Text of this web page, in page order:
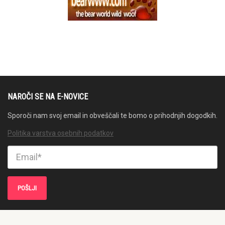
NAROČI SE NA E-NOVICE
Sporoči nam svoj email in obveščali te bomo o prihodnjih dogodkih.
Politika varstva osebnih podatkov